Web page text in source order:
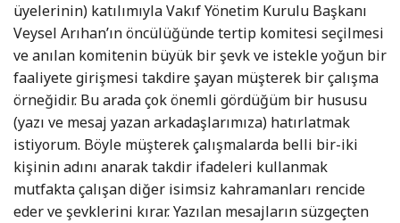
üyelerinin) katılımıyla Vakıf Yönetim Kurulu Başkanı
Veysel Arıhan’ın öncülüğünde tertip komitesi seçilmesi
ve anılan komitenin büyük bir şevk ve istekle yoğun bir
faaliyete girişmesi takdire şayan müşterek bir çalışma
örneğidir. Bu arada çok önemli gördüğüm bir hususu
(yazı ve mesaj yazan arkadaşlarımıza) hatırlatmak
istiyorum. Böyle müşterek çalışmalarda belli bir-iki
kişinin adını anarak takdir ifadeleri kullanmak
mutfakta çalışan diğer isimsiz kahramanları rencide
eder ve şevklerini kırar. Yazılan mesajların süzgeçten